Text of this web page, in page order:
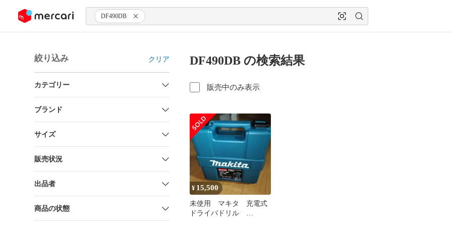
ツにスキップ DF490DB
絞り込み クリア
カテゴリー
ブランド
サイズ
販売状況
出品者
商品の状態
DF490DB の検索結果
販売中のみ表示
¥ 15,500
未使用 マキタ 充電式
ドライバドリル